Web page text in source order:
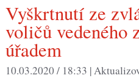
Vyškrtnutí ze zvláštního seznamu
voličů vedeného
úřadem
10.03.2020 / 18:33 |